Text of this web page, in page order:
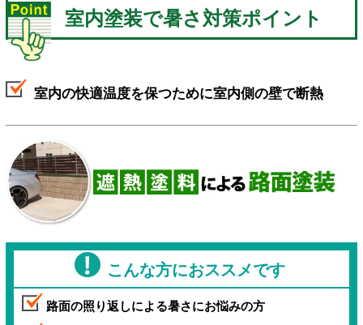
室内塗装で暑さ対策ポイント
室内の快適温度を保つために室内側の壁で断熱
こんな方におススメです
路面の照り返しによる暑さにお悩みの方